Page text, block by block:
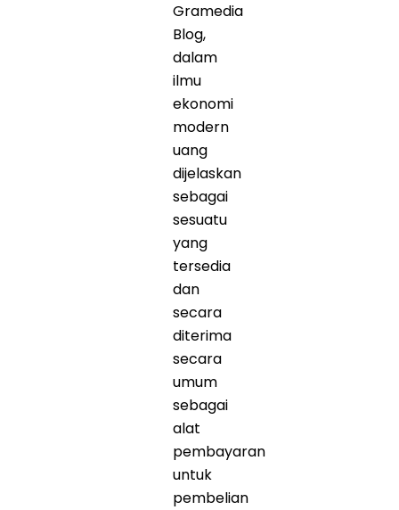
Gramedia
Blog,
dalam
ilmu
ekonomi
modern
uang
dijelaskan
sebagai
sesuatu
yang
tersedia
dan
secara
diterima
secara
umum
sebagai
alat
pembayaran
untuk
pembelian